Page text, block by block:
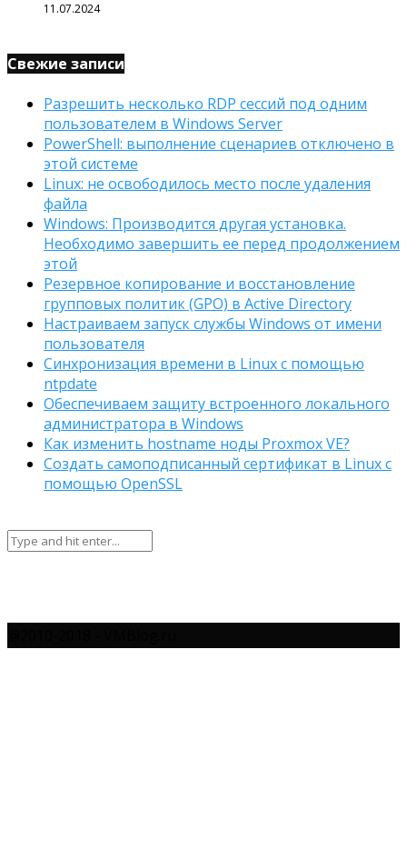
11.07.2024
Свежие записи
Разрешить несколько RDP сессий под одним
пользователем в Windows Server
PowerShell: выполнение сценариев отключено в
этой системе
Linux: не освободилось место после удаления
файла
Windows: Производится другая установка.
Необходимо завершить ее перед продолжением
этой
Резервное копирование и восстановление
групповых политик (GPO) в Active Directory
Настраиваем запуск службы Windows от имени
пользователя
Синхронизация времени в Linux с помощью
ntpdate
Обеспечиваем защиту встроенного локального
администратора в Windows
Как изменить hostname ноды Proxmox VE?
Создать самоподписанный сертификат в Linux с
помощью OpenSSL